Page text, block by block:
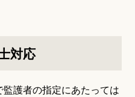
対応
護者の指定にあたっては